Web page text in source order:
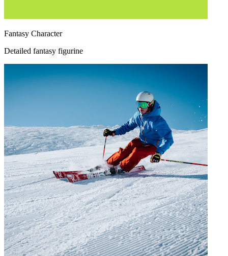
Fantasy Character
Detailed fantasy figurine